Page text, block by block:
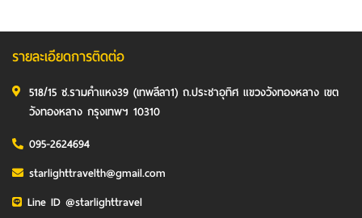
รายละเอียดการติดต่อ
518/15 ซ.รามคำแหง39 (เทพลีลา1) ถ.ประชาอุทิศ แขวงวังทองหลาง เขต
วังทองหลาง กรุงเทพฯ 10310
095-2624694
starlighttravelth@gmail.com
Line ID @starlighttravel